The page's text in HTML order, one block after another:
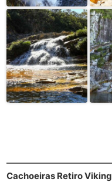
Cachoeiras Retiro Viking